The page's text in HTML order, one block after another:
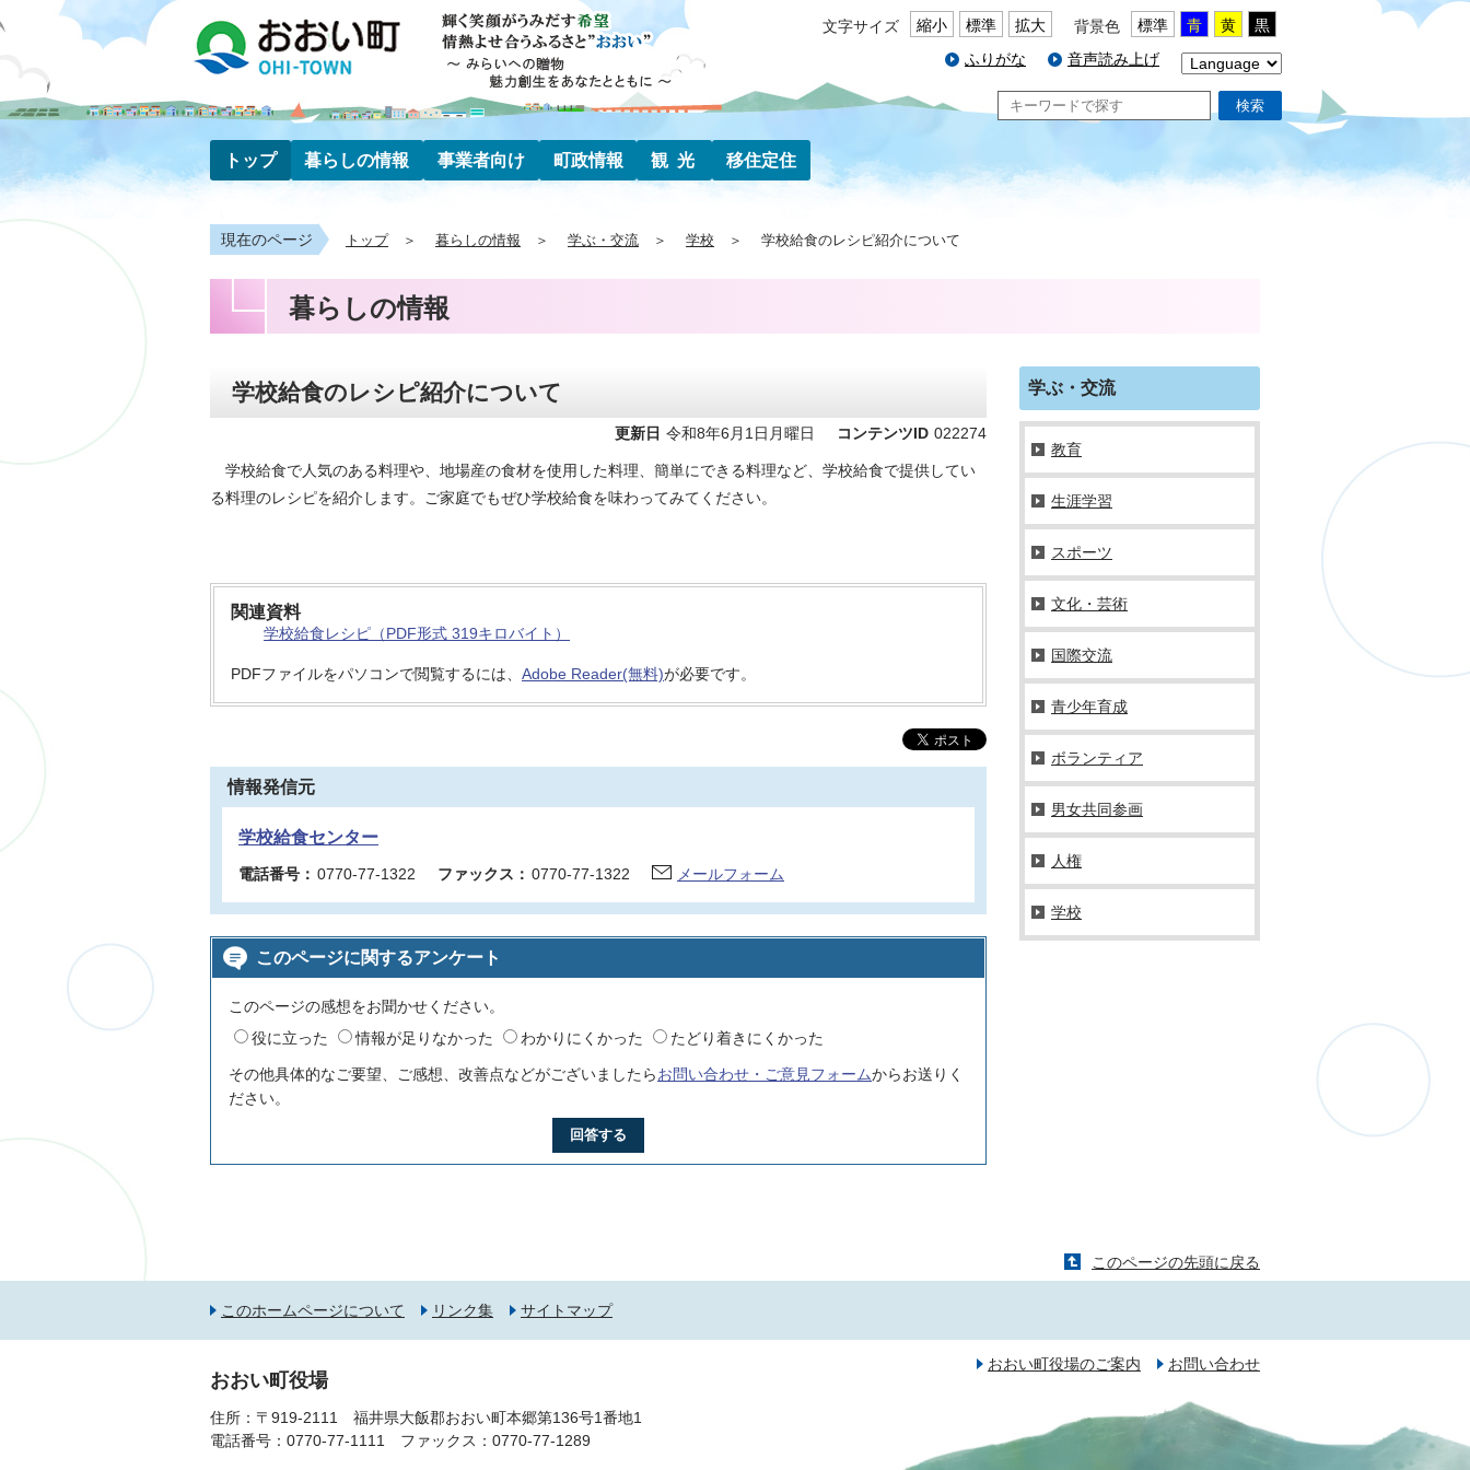
文字サイズ 縮小 標準 拡大 背景色 標準 青 黄
黒
ふりがな
音声読み上げ
検索
トップ 暮らしの情報 事業者向け 町政情報 観光 移住定住
現在のページ トップ 暮らしの情報 学ぶ・交流 学校 学校給食のレシピ紹介について
暮らしの情報
学校給食のレシピ紹介について
更新日 令和8年6月1日月曜日 コンテンツID 022274
学校給食で人気のある料理や、地場産の食材を使用した料理、簡単にできる料理など、学校給食で提供してい
る料理のレシピを紹介します。ご家庭でもぜひ学校給食を味わってみてください。
関連資料
学校給食レシピ（PDF形式 319キロバイト）
PDFファイルをパソコンで閲覧するには、 Adobe Reader(無料)が必要です。
情報発信元
学校給食センター
電話番号： 0770-77-1322 ファックス： 0770-77-1322 メールフォーム
このページに関するアンケート
このページの感想をお聞かせください。
役に立った
情報が足りなかった わかりにくかった たどり着きにくかった
その他具体的なご要望、ご感想、改善点などがございましたらお問い合わせ・ご意見フォームからお送りく
ださい。
回答する
学ぶ・交流
教育
生涯学習
スポーツ
文化・芸術
国際交流
青少年育成
ボランティア
男女共同参画
人権
学校
このページの先頭に戻る
このホームページについて リンク集 サイトマップ
おおい町役場のご案内 お問い合わせ
おおい町役場
住所：〒919-2111 福井県大飯郡おおい町本郷第136号1番地1
電話番号： 0770-77-1111 ファックス：0770-77-1289